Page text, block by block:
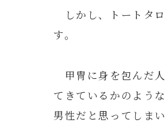
しかし、トートタ
す。
甲冑に身を包んだ
てきているかのよう
男性だと思ってしま